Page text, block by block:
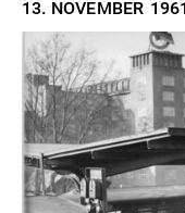
13. NOVEMBER 1961